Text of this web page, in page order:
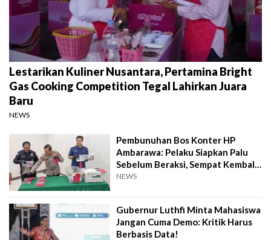
Lestarikan Kuliner Nusantara, Pertamina Bright
Gas Cooking Competition Tegal Lahirkan Juara
Baru
NEWS
Pembunuhan Bos Konter HP
Ambarawa: Pelaku Siapkan Palu
Sebelum Beraksi, Sempat Kembali
Datangi TKP
NEWS
Gubernur Luthfi Minta Mahasiswa
Jangan Cuma Demo: Kritik Harus
Berbasis Data!